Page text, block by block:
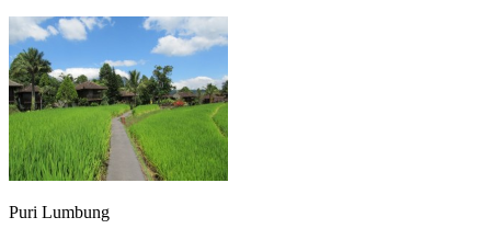
Puri Lumbung